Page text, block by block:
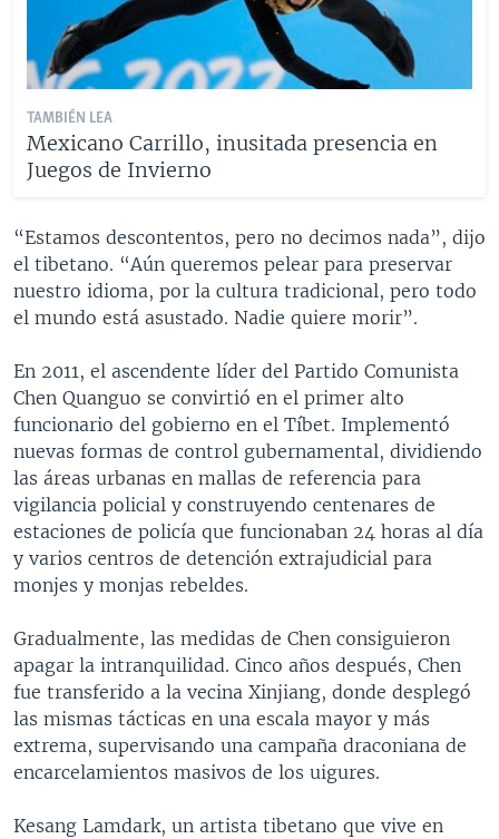
TAMBIÉN LEA
Mexicano Carrillo, inusitada presencia en
Juegos de Invierno
“Estamos descontentos, pero no decimos nada”, dijo
el tibetano. “Aún queremos pelear para preservar
nuestro idioma, por la cultura tradicional, pero todo
el mundo está asustado. Nadie quiere morir”.
En 2011, el ascendente líder del Partido Comunista
Chen Quanguo se convirtió en el primer alto
funcionario del gobierno en el Tíbet. Implementó
nuevas formas de control gubernamental, dividiendo
las áreas urbanas en mallas de referencia para
vigilancia policial y construyendo centenares de
estaciones de policía que funcionaban 24 horas al día
y varios centros de detención extrajudicial para
monjes y monjas rebeldes.
Gradualmente, las medidas de Chen consiguieron
apagar la intranquilidad. Cinco años después, Chen
fue transferido a la vecina Xinjiang, donde desplegó
las mismas tácticas en una escala mayor y más
extrema, supervisando una campaña draconiana de
encarcelamientos masivos de los uigures.
Kesang Lamdark, un artista tibetano que vive en